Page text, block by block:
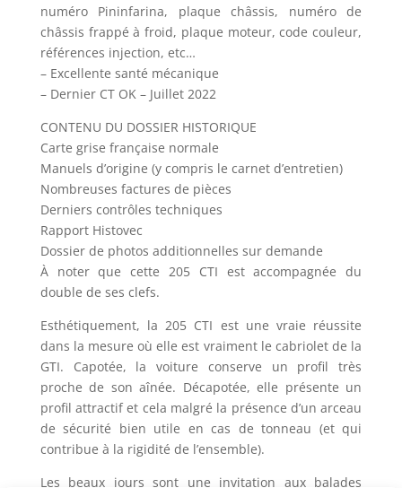
numéro Pininfarina, plaque châssis, numéro de
châssis frappé à froid, plaque moteur, code couleur,
références injection, etc…
– Excellente santé mécanique
– Dernier CT OK – Juillet 2022
CONTENU DU DOSSIER HISTORIQUE
Carte grise française normale
Manuels d’origine (y compris le carnet d’entretien)
Nombreuses factures de pièces
Derniers contrôles techniques
Rapport Histovec
Dossier de photos additionnelles sur demande
À noter que cette 205 CTI est accompagnée du
double de ses clefs.
Esthétiquement, la 205 CTI est une vraie réussite
dans la mesure où elle est vraiment le cabriolet de la
GTI. Capotée, la voiture conserve un profil très
proche de son aînée. Décapotée, elle présente un
profil attractif et cela malgré la présence d’un arceau
de sécurité bien utile en cas de tonneau (et qui
contribue à la rigidité de l’ensemble).
Les beaux jours sont une invitation aux balades